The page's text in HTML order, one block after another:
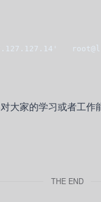
大家的学习或者工
THE END